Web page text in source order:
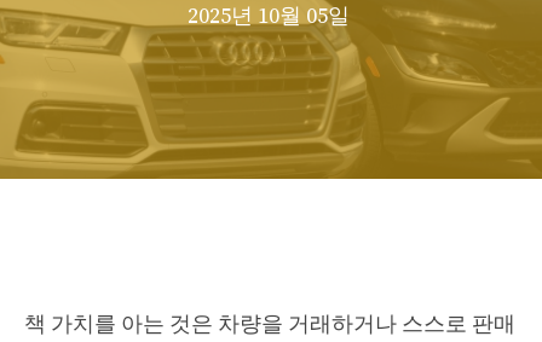
2025년 10월 05일
책 가치를 아는 것은 차량을 거래하거나 스스로 판매